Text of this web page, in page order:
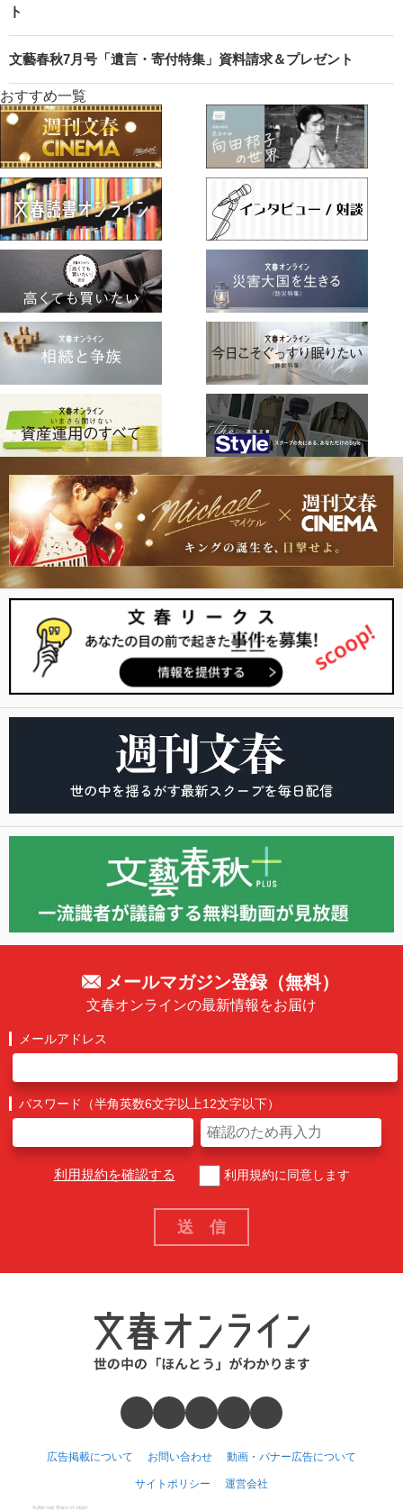
ト
文藝春秋7月号「遺言・寄付特集」資料請求＆プレゼント
おすすめ一覧
メールマガジン登録（無料）
文春オンラインの最新情報をお届け
メールアドレス
パスワード（半角英数6文字以上12文字以下）
利用規約を確認する 利用規約に同意します
広告掲載について お問い合わせ 動画・バナー広告について
サイトポリシー 運営会社